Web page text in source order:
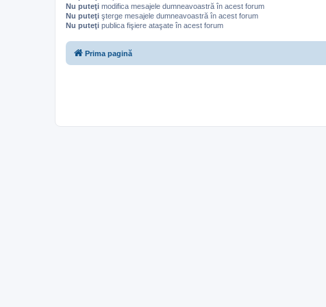
Nu puteţi modifica mesajele dumneavoastră în acest forum
Nu puteţi şterge mesajele dumneavoastră în acest forum
Nu puteţi publica fişiere ataşate în acest forum
Prima pagină